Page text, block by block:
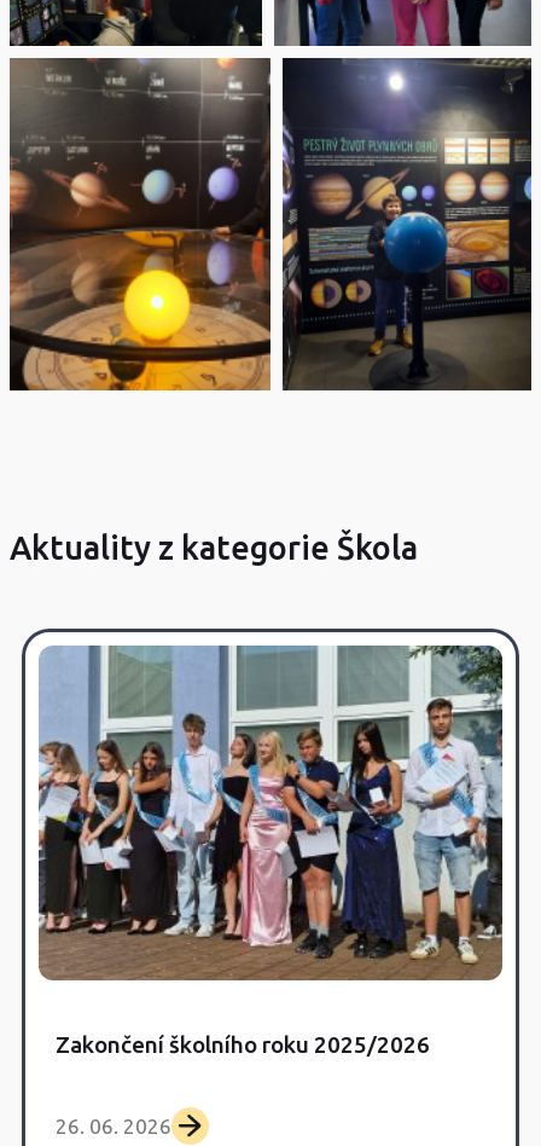
Aktuality z kategorie Škola
Zakončení školního roku 2025/2026
26. 06. 2026